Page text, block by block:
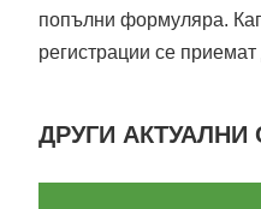
попълни формуляра.
регистрации се
ДРУГИ АКТУАЛНИ